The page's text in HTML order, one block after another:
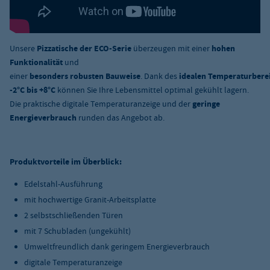
Unsere Pizzatische der ECO-Serie überzeugen mit einer hohen
Funktionalität und
einer besonders robusten Bauweise. Dank des idealen
-2°C bis +8°C können Sie Ihre Lebensmittel optimal gekühlt lagern.
Die praktische digitale Temperaturanzeige und der geringe
Energieverbrauch runden das Angebot ab.
Produktvorteile im Überblick:
Edelstahl-Ausführung
mit hochwertige Granit-Arbeitsplatte
2 selbstschließenden Türen
mit 7 Schubladen (ungekühlt)
Umweltfreundlich dank geringem Energieverbrauch
digitale Temperaturanzeige